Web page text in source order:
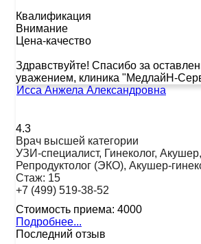
Квалификация
Внимание
Цена-качество
Здравствуйте! Спасибо за
уважением, клиника "МедлайН-
Исса Анжела Александровна
4.3
Врач высшей категории
УЗИ-специалист, Гинеколог,
Репродуктолог (ЭКО), Акушер-
Стаж: 15
+7 (499) 519-38-52
Стоимость приема: 4000
Подробнее...
Последний отзыв